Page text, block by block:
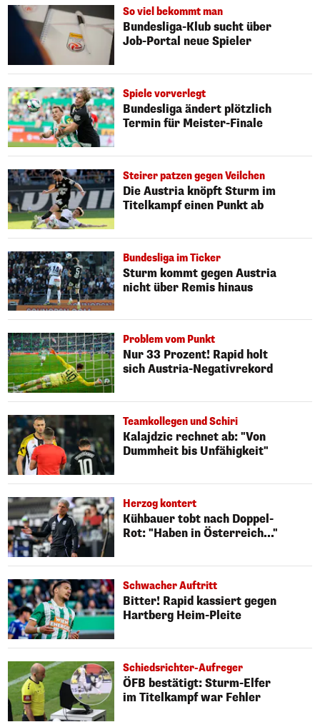
So viel bekommt man
Bundesliga-Klub sucht über
Job-Portal neue Spieler
Spiele vorverlegt
Bundesliga ändert plötzlich
Termin für Meister-Finale
Steirer patzen gegen Veilchen
Die Austria knöpft Sturm im
Titelkampf einen Punkt ab
Bundesliga im Ticker
Sturm kommt gegen Austria
nicht über Remis hinaus
Problem vom Punkt
Nur 33 Prozent! Rapid holt
sich Austria-Negativrekord
Teamkollegen und Schiri
Kalajdzic rechnet ab: "Von
Dummheit bis Unfähigkeit"
Herzog kontert
Kühbauer tobt nach Doppel-
Rot: "Haben in Österreich..."
Schwacher Auftritt
Bitter! Rapid kassiert gegen
Hartberg Heim-Pleite
Schiedsrichter-Aufreger
ÖFB bestätigt: Sturm-Elfer
im Titelkampf war Fehler